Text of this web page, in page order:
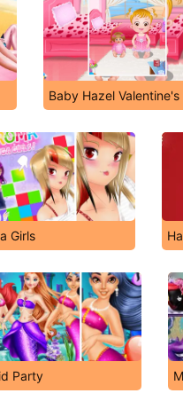
Baby Hazel Valentine's
Girls
Party